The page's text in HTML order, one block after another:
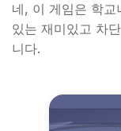
네, 이 게임은 학
있는 재미있고 차
니다.